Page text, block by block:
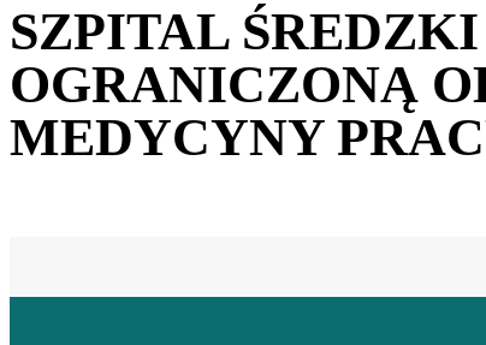
SZPITAL
OGRANICZONĄ
MEDYCYNY